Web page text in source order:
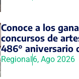
Conoce a los
concursos de
486° aniversario
Regional 6, Ago 2026